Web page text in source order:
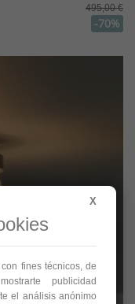
495,00 €
-70%
X
fines técnicos, de
publicidad
el análisis anónimo